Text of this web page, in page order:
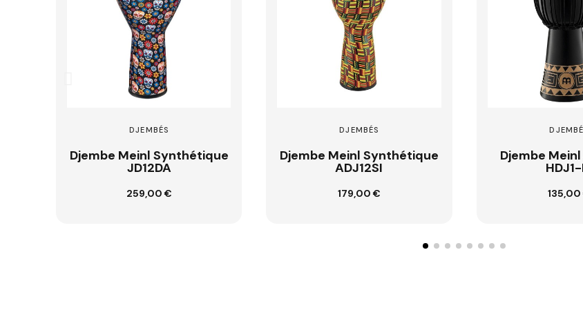
DJEMBÉS
Djembe Meinl Synthétique
ADJ12SI
179,00 €
Ajouter au panier
DJEMBÉS
Djembe Meinl Slammer
HDJ1-M
135,00 €
Ajouter au panier
Djembe
129,00
Ajouter au